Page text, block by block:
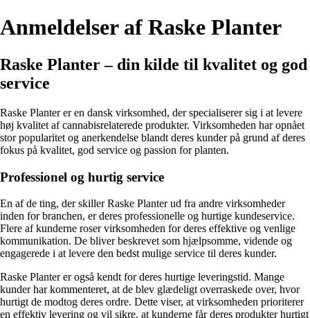
Anmeldelser af Raske Planter
Raske Planter – din kilde til kvalitet og god
service
Raske Planter er en dansk virksomhed, der specialiserer sig i at levere
høj kvalitet af cannabisrelaterede produkter. Virksomheden har opnået
stor popularitet og anerkendelse blandt deres kunder på grund af deres
fokus på kvalitet, god service og passion for planten.
Professionel og hurtig service
En af de ting, der skiller Raske Planter ud fra andre virksomheder
inden for branchen, er deres professionelle og hurtige kundeservice.
Flere af kunderne roser virksomheden for deres effektive og venlige
kommunikation. De bliver beskrevet som hjælpsomme, vidende og
engagerede i at levere den bedst mulige service til deres kunder.
Raske Planter er også kendt for deres hurtige leveringstid. Mange
kunder har kommenteret, at de blev glædeligt overraskede over, hvor
hurtigt de modtog deres ordre. Dette viser, at virksomheden prioriterer
en effektiv levering og vil sikre, at kunderne får deres produkter hurtigt